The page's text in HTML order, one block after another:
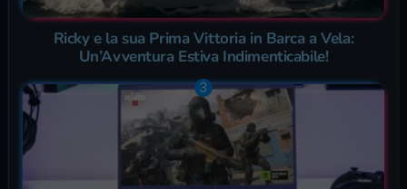
Ricky e la sua Prima Vittoria in Barca a Vela:
Un’Avventura Estiva Indimenticabile!